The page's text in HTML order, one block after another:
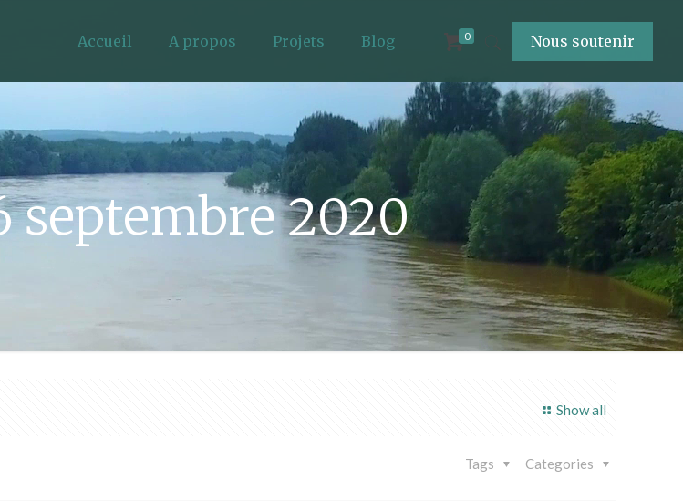
Accueil A propos Projets Blog 0 Nous soutenir
septembre 2020
Show all
Categories
Tags